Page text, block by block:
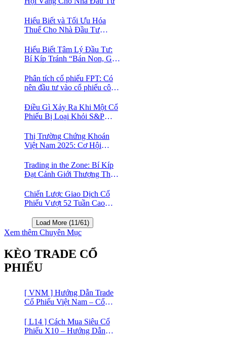
Hiểu Biết và Tối Ưu Hóa
Thuế Cho Nhà Đầu Tư
Hiểu Biết Tâm Lý Đầu Tư:
Bí Kíp Tránh “Bán Non, Giữ
Thị Trường Chứng Khoán
Phân tích cổ phiếu FPT: Có
nên đầu tư vào cổ phiếu công
Điều Gì Xảy Ra Khi Một Cổ
Phiếu Bị Loại Khỏi S&P
Thị Trường Chứng Khoán
Việt Nam 2025: Cơ Hội
Index 🤑
Trading in the Zone: Bí Kíp
Đạt Cảnh Giới Thượng Thừa
Chiến Lược Giao Dịch Cổ
Phiếu Vượt 52 Tuần Cao
Screener
Load More (11/61)
Xem thêm Chuyên Mục
KÈO TRADE CỔ
PHIẾU
[ VNM ] Hướng Dẫn Trade
Cổ Phiếu Việt Nam – Cổ
[ L14 ] Cách Mua Siêu Cổ
Phiếu X10 – Hướng Dẫn